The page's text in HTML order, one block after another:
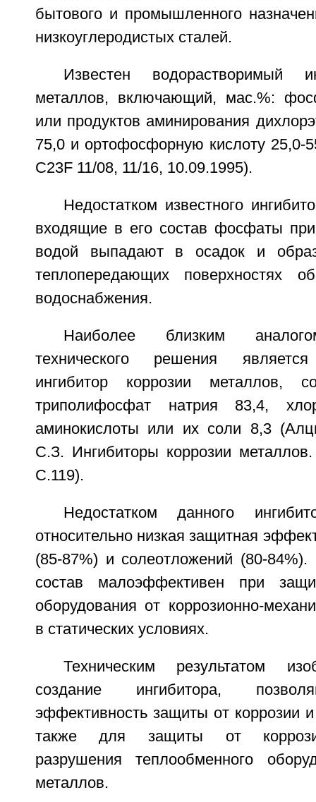
бытового и промышленного
низкоуглеродистых сталей.
Известен водорастворимый
металлов, включающий, мас.%:
или продуктов аминирования
75,0 и ортофосфорную кислоту 25,0-
C23F 11/08, 11/16, 10.09.1995).
Недостатком известного
входящие в его состав фосфаты при
водой выпадают в осадок и
теплопередающих поверхностях
водоснабжения.
Наиболее близким
технического решения
ингибитор коррозии металлов,
триполифосфат натрия 83,4,
аминокислоты или их соли 8,3
С.З. Ингибиторы коррозии
С.119).
Недостатком данного
относительно низкая защитная
(85-87%) и солеотложений (80-
состав малоэффективен при
оборудования от коррозионно-
в статических условиях.
Техническим результатом
создание ингибитора,
эффективность защиты от коррозии
также для защиты от
разрушения теплообменного
металлов.